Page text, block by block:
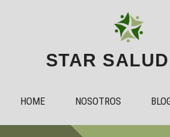
STAR
HOME NOSOTROS